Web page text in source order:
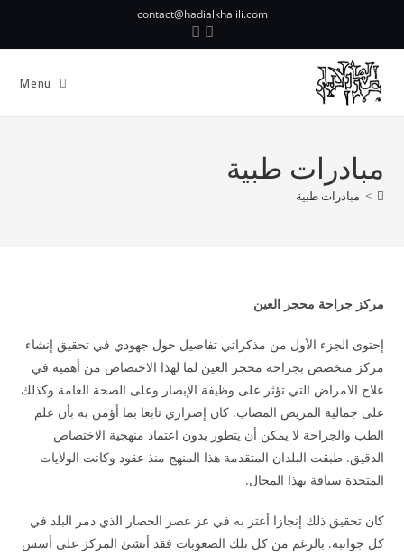
contact@hadialkhalili.com
Menu
مبادرات طبية
> مبادرات طبية
مركز جراحة محجر العين
إحتوى الجزء الأول من مذكراتي تفاصيل حول جهودي في تحقيق إنشاء
مركز متخصص بجراحة محجر العين لما لهذا الاختصاص من أهمية في
علاج الامراض التي تؤثر على وظيفة الإبصار وعلى الصحة العامة وكذلك
على جمالية المريض المصاب. كان إصراري نابعا بما أؤمن به بأن علم
الطب والجراحة لا يمكن أن يتطور بدون اعتماد منهجية الاختصاص
الدقيق. طبقت البلدان المتقدمة هذا المنهج منذ عقود وكانت الولايات
المتحدة سباقة بهذا المجال.
كان تحقيق ذلك إنجازا أعتز به في عز عصر الحصار الذي دمر البلد في
كل جوانبه. بالرغم من كل تلك الصعوبات فقد أنشئ المركز على أسس